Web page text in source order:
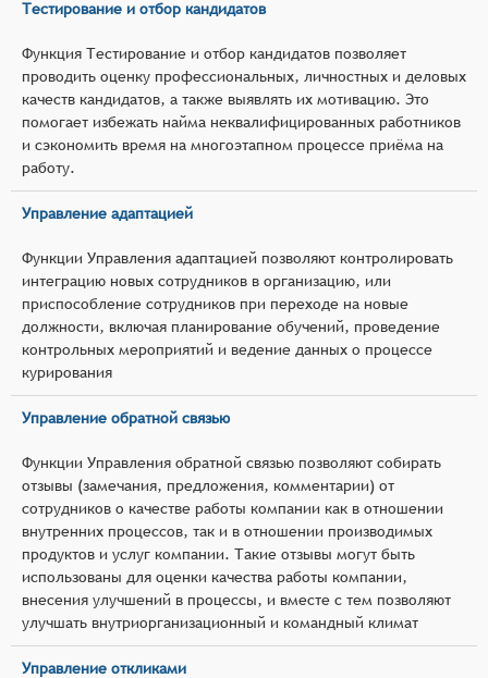
Тестирование и отбор кандидатов
Функция Тестирование и отбор кандидатов позволяет
проводить оценку профессиональных, личностных и деловых
качеств кандидатов, а также выявлять их мотивацию. Это
помогает избежать найма неквалифицированных работников
и сэкономить время на многоэтапном процессе приёма на
работу.
Управление адаптацией
Функции Управления адаптацией позволяют контролировать
интеграцию новых сотрудников в организацию, или
приспособление сотрудников при переходе на новые
должности, включая планирование обучений, проведение
контрольных мероприятий и ведение данных о процессе
курирования
Управление обратной связью
Функции Управления обратной связью позволяют собирать
отзывы (замечания, предложения, комментарии) от
сотрудников о качестве работы компании как в отношении
внутренних процессов, так и в отношении производимых
продуктов и услуг компании. Такие отзывы могут быть
использованы для оценки качества работы компании,
внесения улучшений в процессы, и вместе с тем позволяют
улучшать внутриорганизационный и командный климат
Управление откликами